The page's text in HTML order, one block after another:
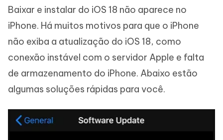
Baixar e instalar do iOS 18 não aparece no
iPhone. Há muitos motivos para que o iPhone
não exiba a atualização do iOS 18, como
conexão instável com o servidor Apple e falta
de armazenamento do iPhone. Abaixo estão
algumas soluções rápidas para você.